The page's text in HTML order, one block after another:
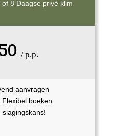
8 Daagse privé klim
/ p.p.
aanvragen
Flexibel boeken
slagingskans!